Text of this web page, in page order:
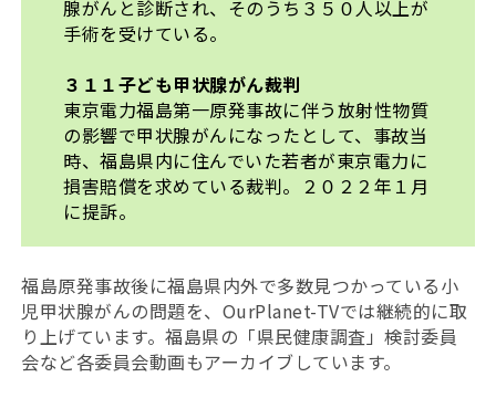
腺がんと診断され、そのうち３５０人以上が
手術を受けている。
３１１子ども甲状腺がん裁判
東京電力福島第一原発事故に伴う放射性物質
の影響で甲状腺がんになったとして、事故当
時、福島県内に住んでいた若者が東京電力に
損害賠償を求めている裁判。２０２２年１月
に提訴。
福島原発事故後に福島県内外で多数見つかっている小
児甲状腺がんの問題を、OurPlanet-TVでは継続的に取
り上げています。福島県の「県民健康調査」検討委員
会など各委員会動画もアーカイブしています。